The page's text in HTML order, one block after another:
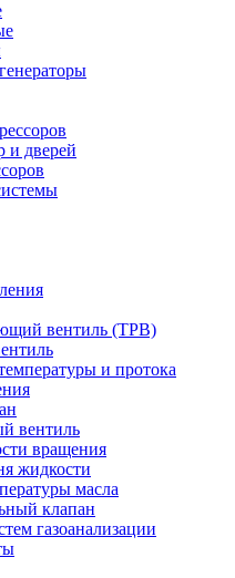
и дверей
вентиль (ТРВ)
и протока
вентиль
вращения
жидкости
масла
клапан
газоанализации